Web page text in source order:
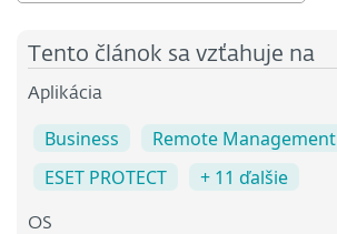
Tento článok sa vzťahuje na
Aplikácia
Business
Remote Management
ESET PROTECT
+ 11 ďalšie
OS